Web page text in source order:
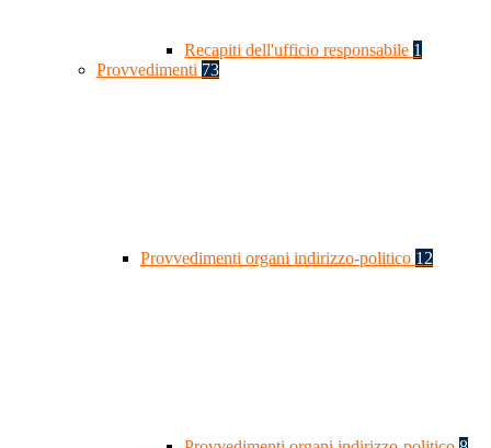
Recapiti dell'ufficio responsabile 1
Provvedimenti 73
Provvedimenti organi indirizzo-politico 12